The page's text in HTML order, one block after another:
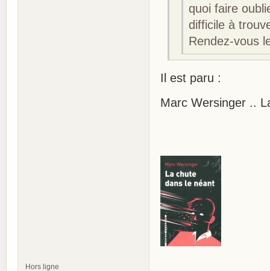
quoi faire
difficile à
Rendez-vous
Il est paru :
Marc Wersinger ..
Hors ligne